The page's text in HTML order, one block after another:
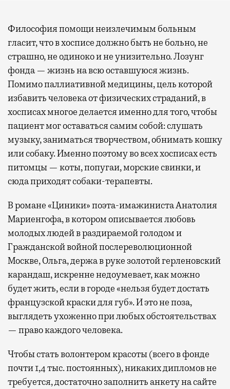
Философия помощи неизлечимым больным
гласит, что в хосписе должно быть не больно, не
страшно, не одиноко и не унизительно. Лозунг
фонда — жизнь на всю оставшуюся жизнь.
Помимо паллиативной медицины, цель которой
избавить человека от физических страданий, в
хосписах многое делается именно для того, чтобы
пациент мог оставаться самим собой: слушать
музыку, заниматься творчеством, обнимать кошку
или собаку. Именно поэтому во всех хосписах есть
питомцы — коты, попугаи, морские свинки, и
сюда приходят собаки-терапевты.
В романе «Циники» поэта-имажиниста Анатолия
Мариенгофа, в котором описывается любовь
молодых людей в раздираемой голодом и
Гражданской войной послереволюционной
Москве, Ольга, держа в руке золотой герленовский
карандаш, искренне недоумевает, как можно
будет жить, если в городе «нельзя будет достать
французской краски для губ». И это не поза,
выглядеть ухоженно при любых обстоятельствах
— право каждого человека.
Чтобы стать волонтером красоты (всего в фонде
почти 1,4 тыс. постоянных), никаких дипломов не
требуется, достаточно заполнить анкету на сайте